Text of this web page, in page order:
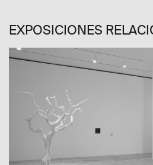
EXPOSICIONES